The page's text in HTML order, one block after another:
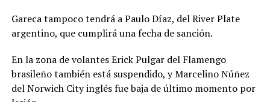
Gareca tampoco tendrá a Paulo Díaz, del River Plate
argentino, que cumplirá una fecha de sanción.
En la zona de volantes Erick Pulgar del Flamengo
brasileño también está suspendido, y Marcelino Núñez
del Norwich City inglés fue baja de último momento por